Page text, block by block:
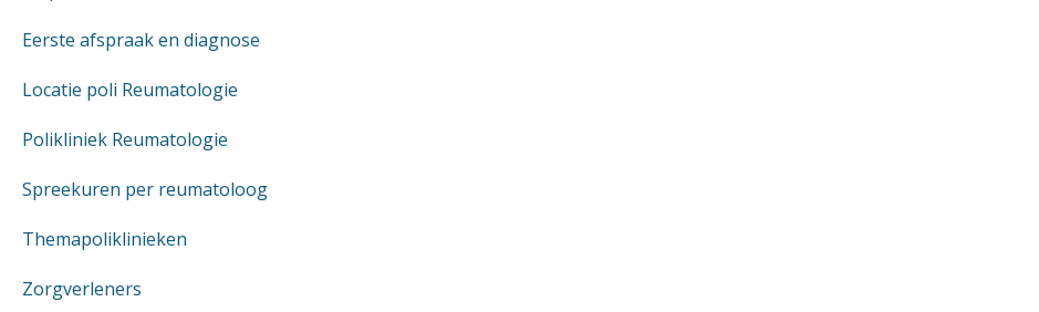
Eerste afspraak en diagnose
Locatie poli Reumatologie
Polikliniek Reumatologie
Spreekuren per reumatoloog
Themapoliklinieken
Zorgverleners